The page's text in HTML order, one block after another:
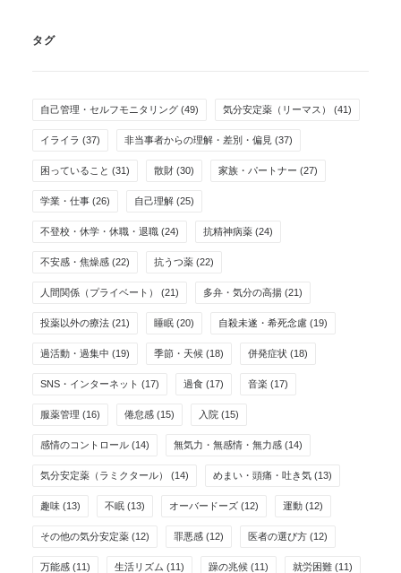
タグ
自己管理・セルフモニタリング (49) 気分安定薬（リーマス） (41)
イライラ (37) 非当事者からの理解・差別・偏見 (37)
困っていること (31) 散財 (30) 家族・パートナー (27)
学業・仕事 (26) 自己理解 (25)
不登校・休学・休職・退職 (24) 抗精神病薬 (24)
不安感・焦燥感 (22) 抗うつ薬 (22)
人間関係（プライベート） (21) 多弁・気分の高揚 (21)
投薬以外の療法 (21) 睡眠 (20) 自殺未遂・希死念慮 (19)
過活動・過集中 (19) 季節・天候 (18) 併発症状 (18)
SNS・インターネット (17) 過食 (17) 音楽 (17)
服薬管理 (16) 倦怠感 (15) 入院 (15)
感情のコントロール (14) 無気力・無感情・無力感 (14)
気分安定薬（ラミクタール） (14) めまい・頭痛・吐き気 (13)
趣味 (13) 不眠 (13) オーバードーズ (12) 運動 (12)
その他の気分安定薬 (12) 罪悪感 (12) 医者の選び方 (12)
万能感 (11) 生活リズム (11) 躁の兆候 (11) 就労困難 (11)